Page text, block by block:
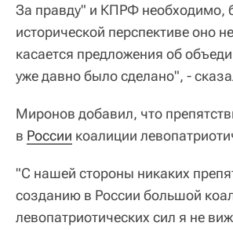
За правду" и КПРФ необходимо,
исторической перспективе оно
касается предложения об
уже давно было сделано", -
Миронов добавил, что
в России коалиции
"С нашей стороны никаких
созданию в России большой
левопатриотических сил я не